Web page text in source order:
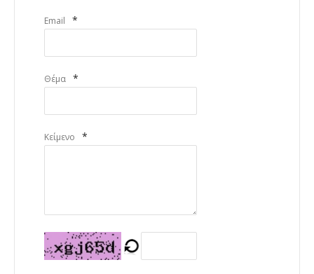
Email *
Θέμα *
Κείμενο *